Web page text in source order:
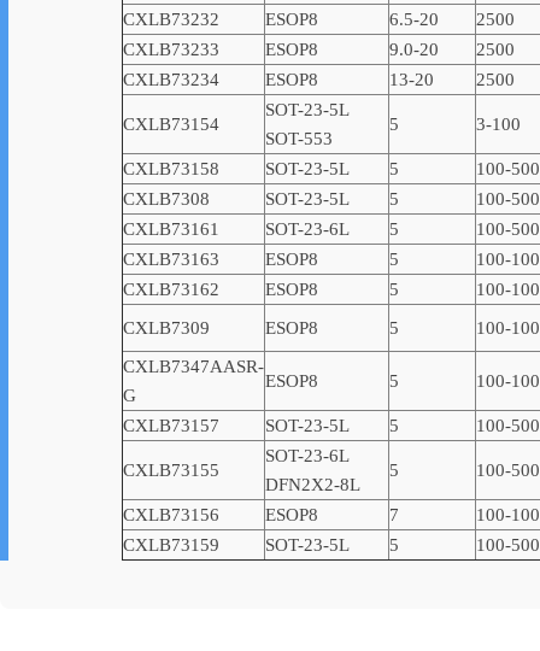
CXLB73232
ESOP8 6.5-20
2500
CXLB73233
ESOP8 9.0-20
2500
CXLB73234
ESOP8 13-20 2500
CXLB73154
SOT-23-5L
SOT-553
5 3-100
CXLB73158 SOT-23-5L 5
100-500
CXLB7308
SOT-23-5L 5
100-500
CXLB73161
SOT-23-6L 5
100-500
CXLB73163
ESOP8 5
100-
CXLB73162
ESOP8 5
100-
CXLB7309
ESOP8 5
100-
CXLB7347AASR-
G
ESOP8 5 100-
CXLB73157 SOT-23-5L 5 100-500
CXLB73155
SOT-23-6L
DFN2X2-8L
5 100-500
CXLB73156 ESOP8 7
100-
CXLB73159
SOT-23-5L 5 100-500